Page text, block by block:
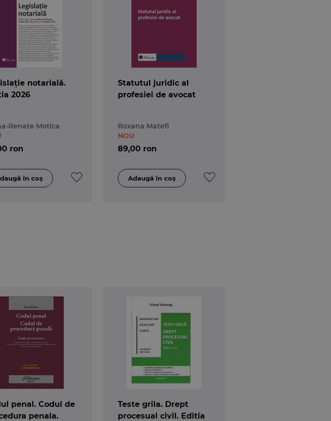
notarială.
2026
Renate Motica
ron
Statutul juridic al
profesiei de avocat
Roxana Matefi
89,00 ron
NOU
penal. Codul de
penala.
Teste grila. Drept
procesual civil. Editia